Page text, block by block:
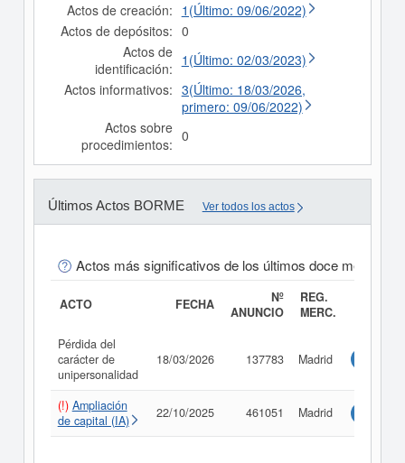
Actos de creación: 1(Último: 09/06/2022)
Actos de depósitos: 0
Actos de
identificación: 1(Último: 02/03/2023)
Actos informativos: 3(Último: 18/03/2026,
primero: 09/06/2022)
Actos sobre
procedimientos: 0
Últimos Actos BORME Ver todos los actos
Actos más significativos de los últimos doce meses
ACTO FECHA
Nº
ANUNCIO
REG.
MERC.
Pérdida del
carácter de
unipersonalidad
18/03/2026 137783 Madrid
(!) Ampliación
de capital (IA)
22/10/2025 461051 Madrid